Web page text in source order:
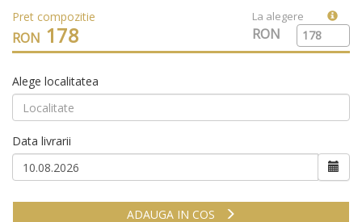
Pret compozitie
RON 178
La alegere
RON
Alege localitatea
Data livrarii